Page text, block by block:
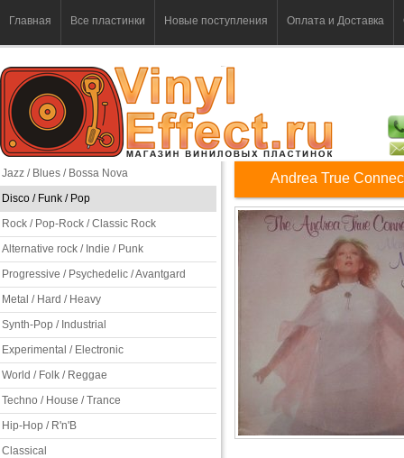
Главная Все пластинки Новые поступления Оплата и Доставка
Jazz / Blues / Bossa Nova
Disco / Funk / Pop
Rock / Pop-Rock / Classic Rock
Alternative rock / Indie / Punk
Progressive / Psychedelic / Avantgard
Metal / Hard / Heavy
Synth-Pop / Industrial
Experimental / Electronic
World / Folk / Reggae
Techno / House / Trance
Hip-Hop / R'n'B
Classical
Andrea True